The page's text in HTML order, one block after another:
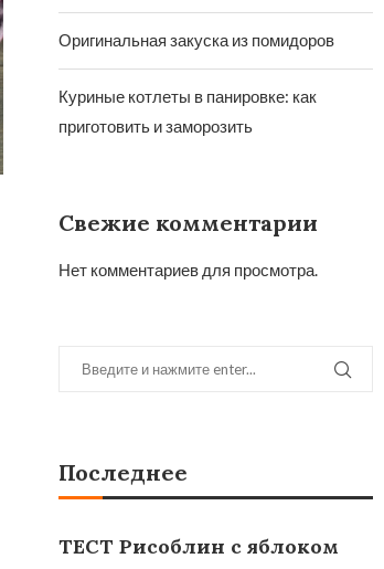
Оригинальная закуска из помидоров
Куриные котлеты в панировке: как
приготовить и заморозить
Свежие комментарии
Нет комментариев для просмотра.
Последнее
ТЕСТ Рисоблин с яблоком